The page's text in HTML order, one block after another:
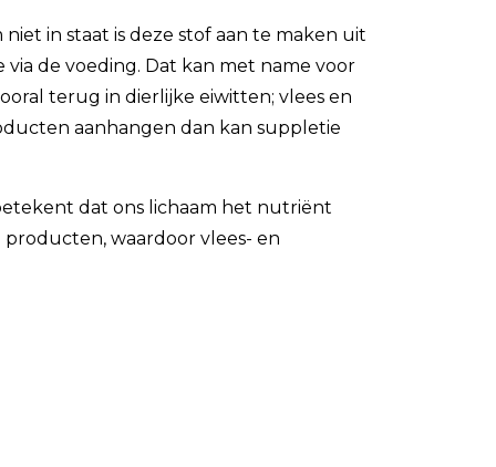
in staat is deze stof aan te maken uit
de voeding. Dat kan met name voor
terug in dierlijke eiwitten; vlees en
aanhangen dan kan suppletie
dat ons lichaam het nutriënt
waardoor vlees- en